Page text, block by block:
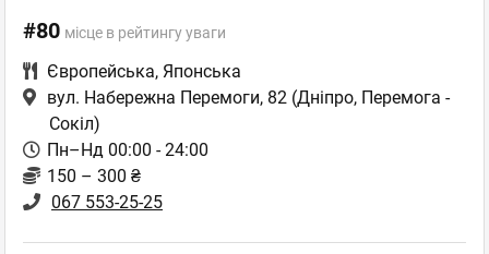
#80 місце в рейтингу уваги
Європейська, Японська
вул. Набережна Перемоги, 82 (Дніпро, Перемога -
Сокіл)
Пн–Нд 00:00 - 24:00
150 – 300 ₴
067 553-25-25